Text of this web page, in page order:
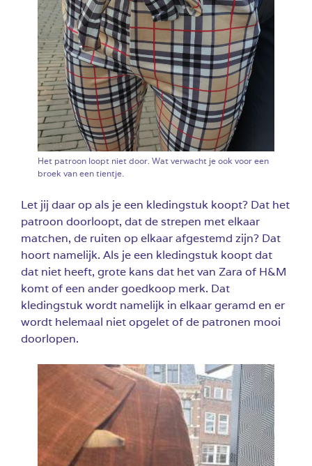
Het patroon loopt niet door. Wat verwacht je ook voor een
broek van een tientje.
Let jij daar op als je een kledingstuk koopt? Dat het
patroon doorloopt, dat de strepen met elkaar
matchen, de ruiten op elkaar afgestemd zijn? Dat
hoort namelijk. Als je een kledingstuk koopt dat
dat niet heeft, grote kans dat het van Zara of H&M
komt of een ander goedkoop merk. Dat
kledingstuk wordt namelijk in elkaar geramd en er
wordt helemaal niet opgelet of de patronen mooi
doorlopen.